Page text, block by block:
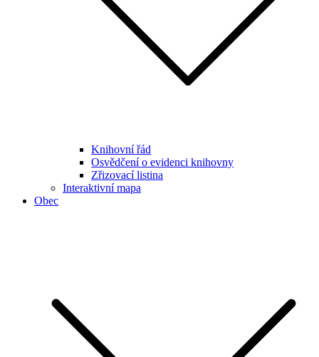
Knihovní řád
Osvědčení o evidenci knihovny
Zřizovací listina
Interaktivní mapa
Obec